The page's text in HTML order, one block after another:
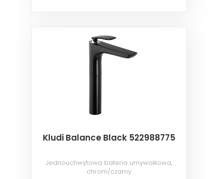
Kludi Balance Black 522988775
Jednouchwytowa bateria umywalkowa,
chrom/czarny